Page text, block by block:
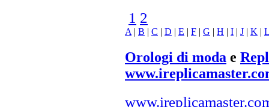
1 2
A | B | C | D | E | F | G | H | I | J | K | L
Orologi di moda e